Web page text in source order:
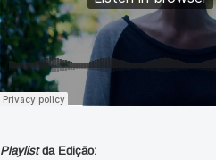
Playlistda Edição: